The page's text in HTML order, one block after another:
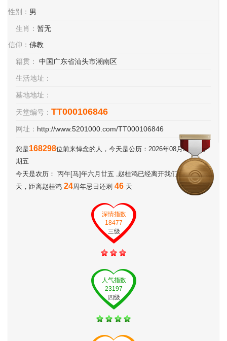
性别： 男
生肖： 暂无
信仰： 佛教
籍贯： 中国广东省汕头市潮南区
生活地址：
墓地地址：
天堂编号： TT000106846
网址： http://www.5201000.com/TT000106846
您是168298位前来悼念的人，今天是公历：2026年08月07日 星
期五
今天是农历： 丙午[马]年六月廿五 ,赵桂鸿已经离开我们：8720
天，距离赵桂鸿 24周年忌日还剩 46 天
深情指数
18477
三级
人气指数
23197
四级